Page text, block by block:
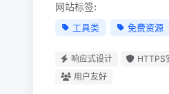
网站标签:
工具类 免费资源
响应式设计 HTTPS
用户友好